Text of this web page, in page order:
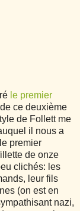
le premier
ce deuxième
de Follett me
il nous a
premier
de onze
clichés: les
leur fils
(on est en
nazi,